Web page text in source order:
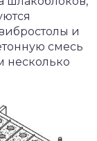
и
смесь
несколько